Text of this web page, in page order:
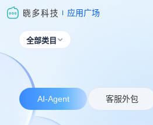
应用广场
全部类目 
AI-Agent 客服外包